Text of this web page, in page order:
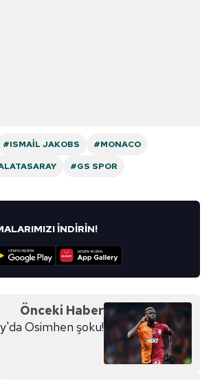
#ISMAIL JAKOBS
#MONACO
#GS SPOR
İNDİRİN!
Önceki Haber
Osimhen şoku!